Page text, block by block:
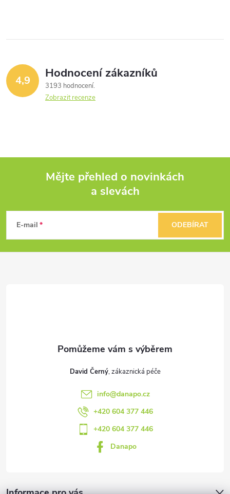
4,9 Hodnocení zákazníků
3193 hodnocení
Zobrazit recenze
p
Mějte přehled o novinkách
a slevách
E-mail ODEBÍRAT
David Černý
info@danapo.cz
+420 604 377 446
+420 604 377 446
Danapo